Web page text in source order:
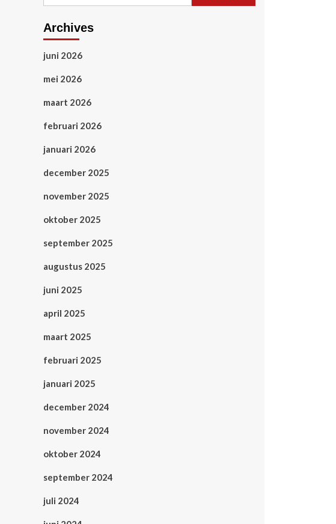
Archives
juni 2026
mei 2026
maart 2026
februari 2026
januari 2026
december 2025
november 2025
oktober 2025
september 2025
augustus 2025
juni 2025
april 2025
maart 2025
februari 2025
januari 2025
december 2024
november 2024
oktober 2024
september 2024
juli 2024